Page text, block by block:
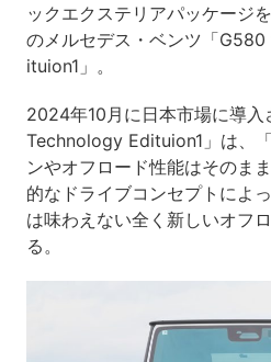
ックエクステリアパッケージ
のメルセデス・ベンツ「
ituion1」。
2024年10月に日本市場に導
Technology Edituion1」は、
ンやオフロード性能はそのま
的なドライブコンセプトによ
は味わえない全く新しいオフ
る。